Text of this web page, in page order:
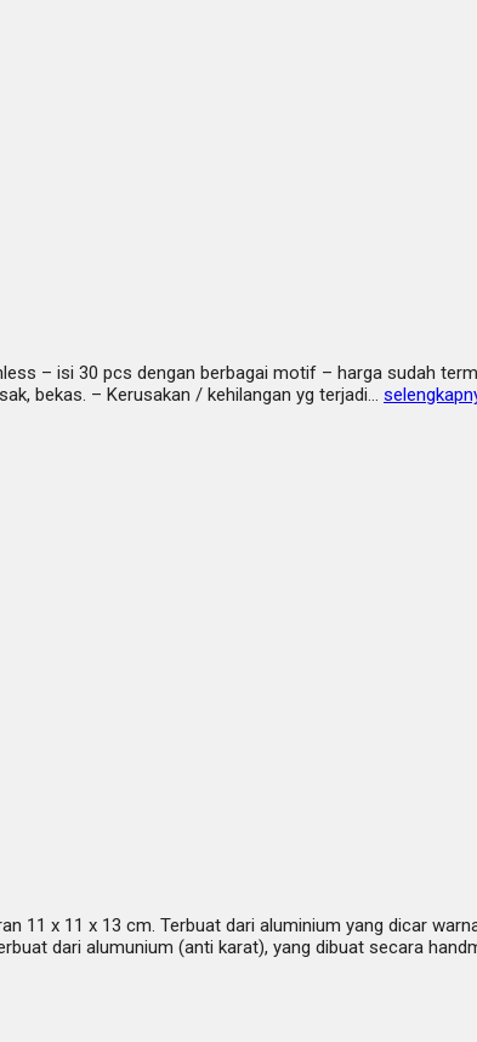
– isi 30 pcs dengan berbagai motif – harga sudah
bekas. – Kerusakan / kehilangan yg terjadi…
11 x 11 x 13 cm. Terbuat dari aluminium yang dicar
dari alumunium (anti karat), yang dibuat secara